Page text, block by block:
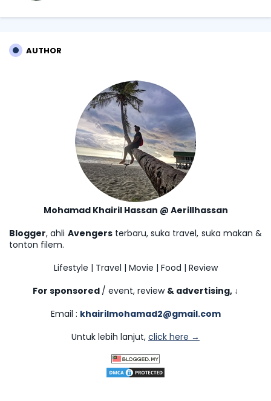
AUTHOR
Mohamad Khairil Hassan @ Aerillhassan
Blogger, ahli Avengersterbaru, suka travel, suka makan &
tonton filem.
Lifestyle | Travel | Movie | Food | Review
For sponsored / event, review & advertising, ↓
Email : khairilmohamad2@gmail.com
Untuk lebih lanjut, click here →